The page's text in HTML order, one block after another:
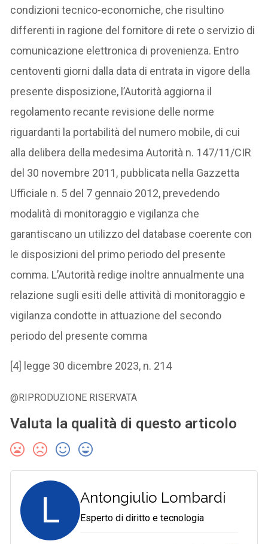
condizioni tecnico-economiche, che risultino
differenti in ragione del fornitore di rete o servizio di
comunicazione elettronica di provenienza. Entro
centoventi giorni dalla data di entrata in vigore della
presente disposizione, l’Autorità aggiorna il
regolamento recante revisione delle norme
riguardanti la portabilità del numero mobile, di cui
alla delibera della medesima Autorità n. 147/11/CIR
del 30 novembre 2011, pubblicata nella Gazzetta
Ufficiale n. 5 del 7 gennaio 2012, prevedendo
modalità di monitoraggio e vigilanza che
garantiscano un utilizzo del database coerente con
le disposizioni del primo periodo del presente
comma. L’Autorità redige inoltre annualmente una
relazione sugli esiti delle attività di monitoraggio e
vigilanza condotte in attuazione del secondo
periodo del presente comma
[4] legge 30 dicembre 2023, n. 214
@RIPRODUZIONE RISERVATA
Valuta la qualità di questo articolo
L Antongiulio Lombardi
Esperto di diritto e tecnologia